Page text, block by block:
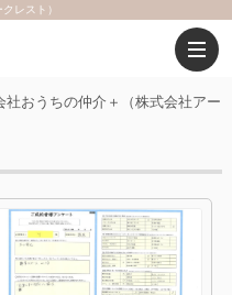
レスト）
おうちの仲介＋（株式会社アー